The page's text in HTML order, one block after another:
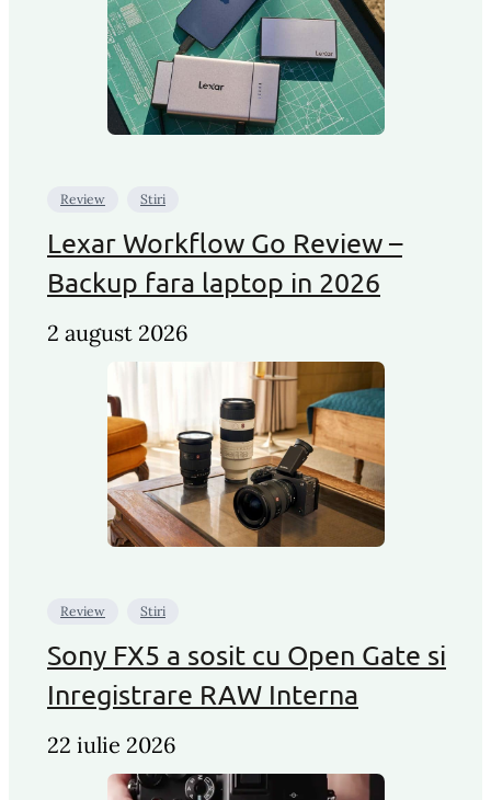
Review Stiri
Lexar Workflow Go Review –
Backup fara laptop in 2026
2 august 2026
Review Stiri
Sony FX5 a sosit cu Open Gate si
Inregistrare RAW Interna
22 iulie 2026